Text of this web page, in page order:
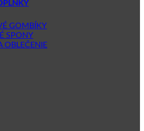
GOMBÍKY
SPONY
OBLEČENIE